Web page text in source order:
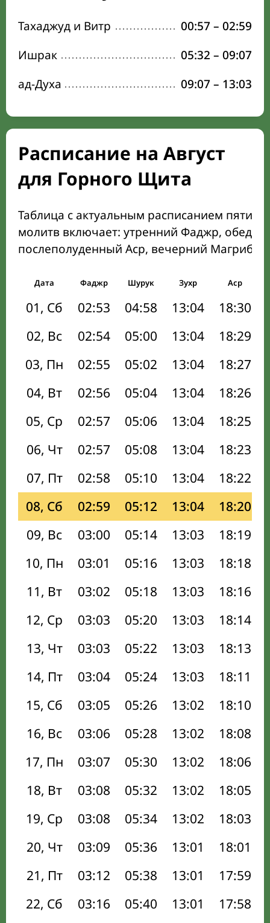
Тахаджуд и Витр 00:57 – 02:59
Ишрак
05:32 – 09:07
ад-Духа
09:07 – 13:03
Расписание на Август
для Горного Щита
Таблица с актуальным расписанием пяти
молитв включает: утренний Фаджр,
послеполуденный Аср, вечерний Магриб
Дата Фаджр Шурук Зухр Аср
01, Сб 02:53 04:58 13:04 18:30
02, Вс
02:54 05:00 13:04 18:29
03, Пн
02:55 05:02 13:04 18:27
04, Вт
02:56 05:04 13:04 18:26
05, Ср
02:57 05:06 13:04 18:25
06, Чт
02:57 05:08 13:04 18:23
07, Пт
02:58 05:10 13:04 18:22
08, Сб
02:59 05:12 13:04 18:20
09, Вс
03:00 05:14 13:03 18:19
10, Пн
03:01 05:16 13:03 18:18
11, Вт
03:02 05:18 13:03 18:16
12, Ср
03:03 05:20 13:03 18:14
13, Чт
03:03 05:22 13:03 18:13
14, Пт
03:04 05:24 13:03 18:11
15, Сб
03:05 05:26 13:02 18:10
16, Вс
03:06 05:28 13:02 18:08
17, Пн
03:07 05:30 13:02 18:06
18, Вт
03:08 05:32 13:02 18:05
19, Ср
03:08 05:34 13:02 18:03
20, Чт
03:09 05:36 13:01 18:01
21, Пт
03:12 05:38 13:01 17:59
22, Сб
03:16 05:40 13:01 17:58